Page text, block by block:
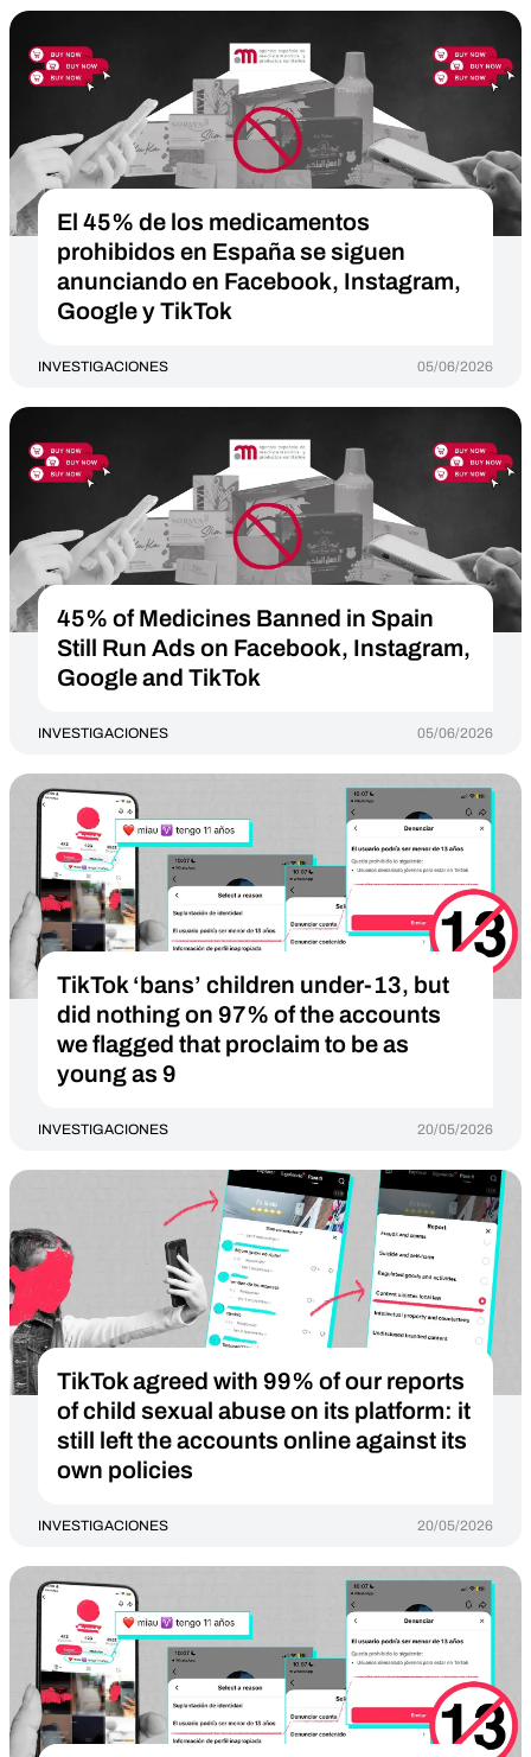
El 45% de los medicamentos
prohibidos en España se siguen
anunciando en Facebook, Instagram,
Google y TikTok
INVESTIGACIONES 05/06/2026
45% of Medicines Banned in Spain
Still Run Ads on Facebook, Instagram,
Google and TikTok
INVESTIGACIONES 05/06/2026
TikTok ‘bans’ children under-13, but
did nothing on 97% of the accounts
we flagged that proclaim to be as
young as 9
INVESTIGACIONES 20/05/2026
TikTok agreed with 99% of our reports
of child sexual abuse on its platform: it
still left the accounts online against its
own policies
INVESTIGACIONES 20/05/2026